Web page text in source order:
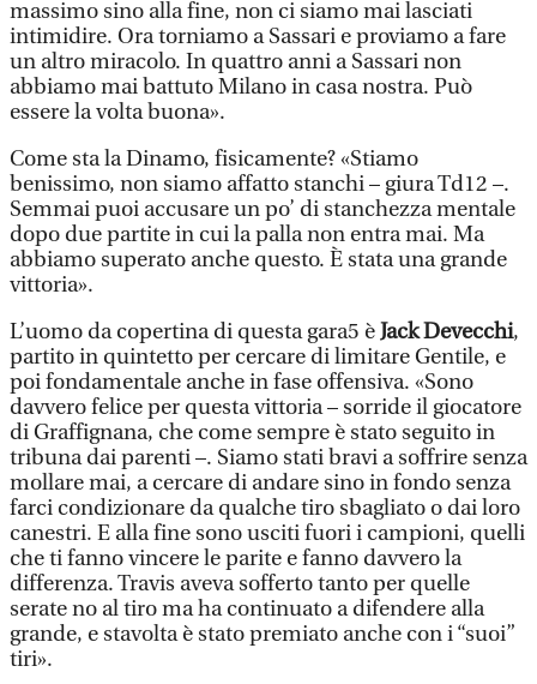
massimo sino alla fine, non ci siamo mai lasciati
intimidire. Ora torniamo a Sassari e proviamo a fare
un altro miracolo. In quattro anni a Sassari non
abbiamo mai battuto Milano in casa nostra. Può
essere la volta buona».
Come sta la Dinamo, fisicamente? «Stiamo
benissimo, non siamo affatto stanchi – giura Td12 –.
Semmai puoi accusare un po’ di stanchezza mentale
dopo due partite in cui la palla non entra mai. Ma
abbiamo superato anche questo. È stata una grande
vittoria».
L’uomo da copertina di questa gara5 èJack Devecchi,
partito in quintetto per cercare di limitare Gentile, e
poi fondamentale anche in fase offensiva. «Sono
davvero felice per questa vittoria – sorride il giocatore
di Graffignana, che come sempre è stato seguito in
tribuna dai parenti –. Siamo stati bravi a soffrire senza
mollare mai, a cercare di andare sino in fondo senza
farci condizionare da qualche tiro sbagliato o dai loro
canestri. E alla fine sono usciti fuori i campioni, quelli
che ti fanno vincere le parite e fanno davvero la
differenza. Travis aveva sofferto tanto per quelle
serate no al tiro ma ha continuato a difendere alla
grande, e stavolta è stato premiato anche con i “suoi”
tiri».